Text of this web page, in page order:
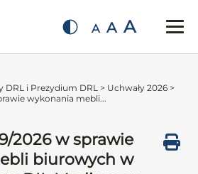
A A A
DRL i Prezydium DRL > Uchwały 2026 >
wykonania mebli...
2026 w sprawie
biurowych w